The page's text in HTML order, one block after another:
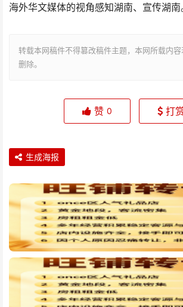
海外华文媒体的视角感知湖南、宣传湖南
转载本网稿件不得篡改稿件主题，本网所载内
删除。
赞 0 打
生成海报